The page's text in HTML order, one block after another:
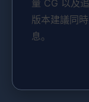
量 CG 以及
版本建議同
息。